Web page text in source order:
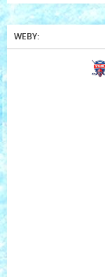
WEBY: